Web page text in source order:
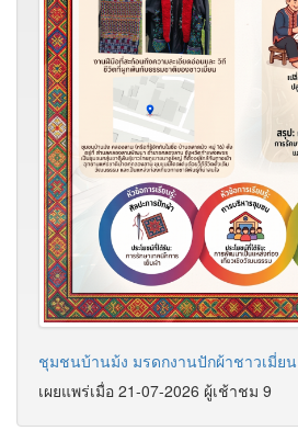
ชุมชนบ้านม้ง มรดกงานปักผ้าชาวเมี่ยน
เผยแพร่เมื่อ 21-07-2026 ผู้เช้าชม 9